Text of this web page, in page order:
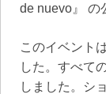
de nuevo』 の
このイベント
した。すべて
しました。シ